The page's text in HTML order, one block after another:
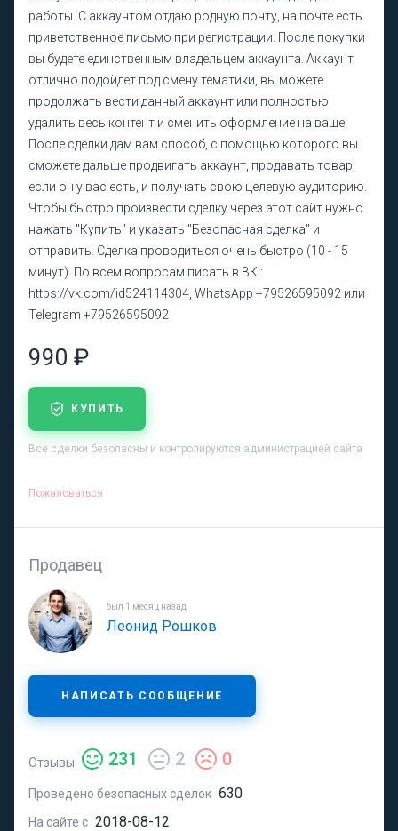
работы. С аккаунтом отдаю родную почту, на почте есть
приветственное письмо при регистрации. После покупки
вы будете единственным владельцем аккаунта. Аккаунт
отлично подойдет под смену тематики, вы можете
продолжать вести данный аккаунт или полностью
удалить весь контент и сменить оформление на ваше.
После сделки дам вам способ, с помощью которого вы
сможете дальше продвигать аккаунт, продавать товар,
если он у вас есть, и получать свою целевую аудиторию.
Чтобы быстро произвести сделку через этот сайт нужно
нажать "Купить" и указать "Безопасная сделка" и
отправить. Сделка проводиться очень быстро (10 - 15
минут). По всем вопросам писать в ВК :
https://vk.com/id524114304, WhatsApp +79526595092 или
Telegram +79526595092
990 ₽
КУПИТЬ
Все сделки безопасны и контролируются администрацией сайта
Пожаловаться
Продавец
был 1 месяц назад
Леонид Рошков
НАПИСАТЬ СООБЩЕНИЕ
Отзывы 231 2 0
Проведено безопасных сделок 630
На сайте с 2018-08-12